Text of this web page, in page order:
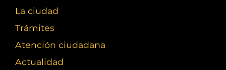
La ciudad
Trámites
Atención ciudadana
Actualidad